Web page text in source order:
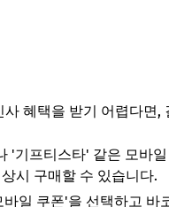
혜택을 받기 어렵다면,
'기프티스타' 같은 모바
시 구매할 수 있습니다.
일 쿠폰'을 선택하고 바